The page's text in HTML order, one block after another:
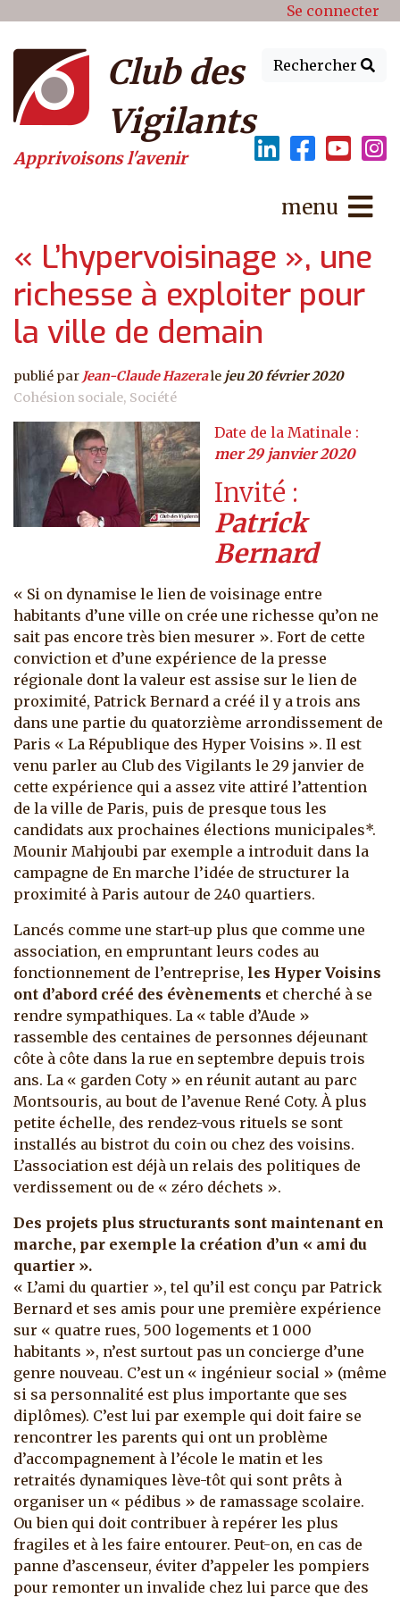
Menu du compte de Se connecter
Rechercher
Club des
Vigilants
Apprivoisons l'avenir
menu
« L’hypervoisinage », une
richesse à exploiter pour
la ville de demain
publié par Jean-Claude Hazerale jeu 20 février 2020
Cohésion sociale Société
mer 29 janvier 2020
Invité
Patrick
Bernard
« Si on dynamise le lien de voisinage entre
habitants d’une ville on crée une richesse qu’on ne
sait pas encore très bien mesurer ». Fort de cette
conviction et d’une expérience de la presse
régionale dont la valeur est assise sur le lien de
proximité, Patrick Bernard a créé il y a trois ans
dans une partie du quatorzième arrondissement de
Paris « La République des Hyper Voisins ». Il est
venu parler au Club des Vigilants le 29 janvier de
cette expérience qui a assez vite attiré l’attention
de la ville de Paris, puis de presque tous les
candidats aux prochaines élections municipales*.
Mounir Mahjoubi par exemple a introduit dans la
campagne de En marche l’idée de structurer la
proximité à Paris autour de 240 quartiers.
Lancés comme une start-up plus que comme une
association, en empruntant leurs codes au
fonctionnement de l’entreprise, les Hyper Voisins
ont d’abord créé des évènements et cherché à se
rendre sympathiques. La « table d’Aude »
rassemble des centaines de personnes déjeunant
côte à côte dans la rue en septembre depuis trois
ans. La « garden Coty » en réunit autant au parc
Montsouris, au bout de l’avenue René Coty. À plus
petite échelle, des rendez-vous rituels se sont
installés au bistrot du coin ou chez des voisins.
L’association est déjà un relais des politiques de
verdissement ou de « zéro déchets ».
Des projets plus structurants sont maintenant en
marche, par exemple la création d’un « ami du
quartier ».
« L’ami du quartier », tel qu’il est conçu par Patrick
Bernard et ses amis pour une première expérience
sur « quatre rues, 500 logements et 1 000
habitants », n’est surtout pas un concierge d’une
genre nouveau. C’est un « ingénieur social » (même
si sa personnalité est plus importante que ses
diplômes). C’est lui par exemple qui doit faire se
rencontrer les parents qui ont un problème
d’accompagnement à l’école le matin et les
retraités dynamiques lève-tôt qui sont prêts à
organiser un « pédibus » de ramassage scolaire.
Ou bien qui doit contribuer à repérer les plus
fragiles et à les faire entourer. Peut-on, en cas de
panne d’ascenseur, éviter d’appeler les pompiers
pour remonter un invalide chez lui parce que des